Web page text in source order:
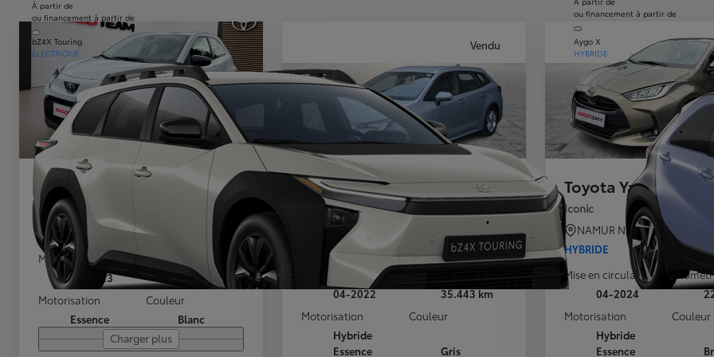
À partir de
ou financement à partir de
ou financement à partir de
bZ4X Touring
ÉLECTRIQUE
Aygo X
HYBRIDE
Toyota Aygo X
X play
NAMUR NANINNE5,4 km
Mise en circulation
03-2023
Kilométrage
17.820 km
Motorisation
Essence
Couleur
Blanc
Charger plus
Vendu
Toyota Corolla HB/TS
TS 1.8HSD DYN + BUSINESS P
NAMUR NANINNE
5,4 km
HYBRIDE
Mise en circulation
04-2022
35.443 km
Motorisation
Hybride
Essence
Couleur
Gris
Toyota Yaris
Iconic
NAMUR NANINNE5,4 km
HYBRIDE
Mise en circulation
04-2024
Motorisation
Hybride
Essence
Couleur